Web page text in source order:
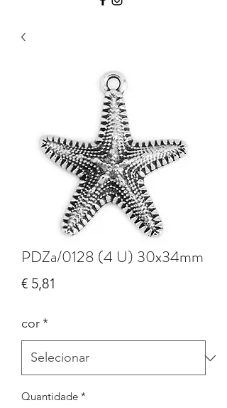
PDZa/0128 (4 U) 30x34mm
€ 5,81
cor*
Quantidade *